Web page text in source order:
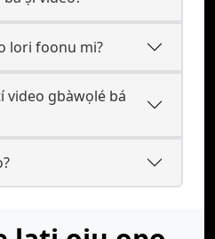
lori foonu mi?
video gbàwọlé bá